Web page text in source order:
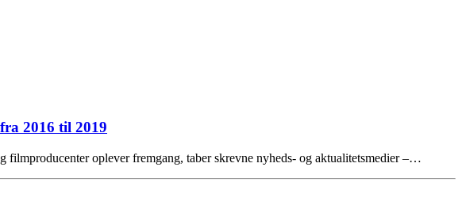
2016 til 2019
oplever fremgang, taber skrevne nyheds- og aktualitetsmedier –…